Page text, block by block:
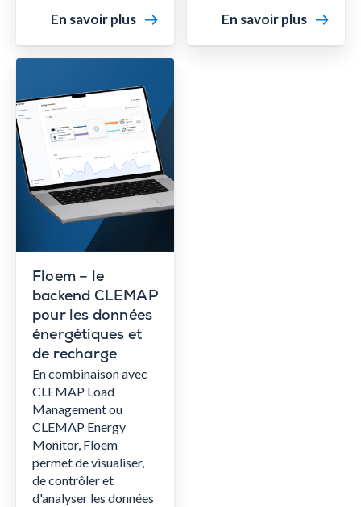
En savoir plus En savoir plus
Floem – le
backend CLEMAP
pour les données
énergétiques et
de recharge
En combinaison avec
CLEMAP Load
Management ou
CLEMAP Energy
Monitor, Floem
permet de visualiser,
de contrôler et
d'analyser les données